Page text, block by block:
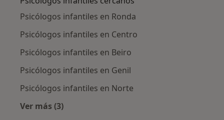
Psicólogos infantiles en Ronda
Psicólogos infantiles en Centro
Psicólogos infantiles en Beiro
Psicólogos infantiles en Genil
Psicólogos infantiles en Norte
Ver más (3)